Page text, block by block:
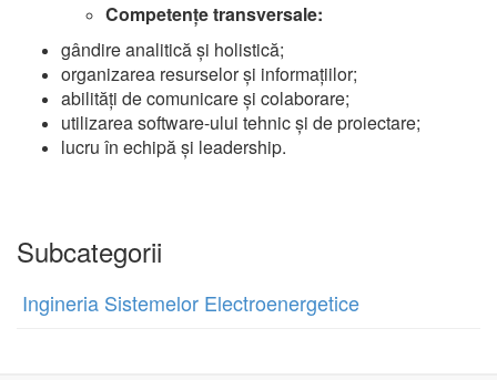
Competențe transversale:
gândire analitică și holistică;
organizarea resurselor și informațiilor;
abilități de comunicare și colaborare;
utilizarea software-ului tehnic și de proiectare;
lucru în echipă și leadership.
Subcategorii
Ingineria Sistemelor Electroenergetice